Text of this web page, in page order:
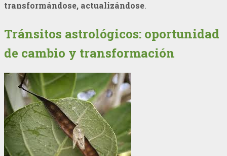
transformándose, actualizándose.
Tránsitos astrológicos: oportunidad
de cambio y transformación